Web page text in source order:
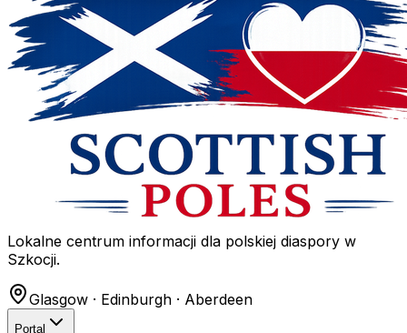
Lokalne centrum informacji dla polskiej diaspory w
Szkocji.
Glasgow · Edinburgh · Aberdeen
Portal